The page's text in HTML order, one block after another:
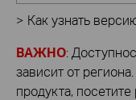
> Как узнать
ВАЖНО:
зависит от
продукта,